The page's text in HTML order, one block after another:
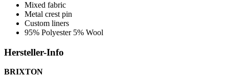
Mixed fabric
Metal crest pin
Custom liners
95% Polyester 5% Wool
Hersteller-Info
BRIXTON